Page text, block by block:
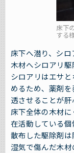
床下
する
床下へ潜り、シ
木材へシロアリ駆
シロアリはエサ
めるため、薬剤
透させることが肝
床下全体の木材
在活動している個
散布した駆除剤は
湿気で傷んだ木材